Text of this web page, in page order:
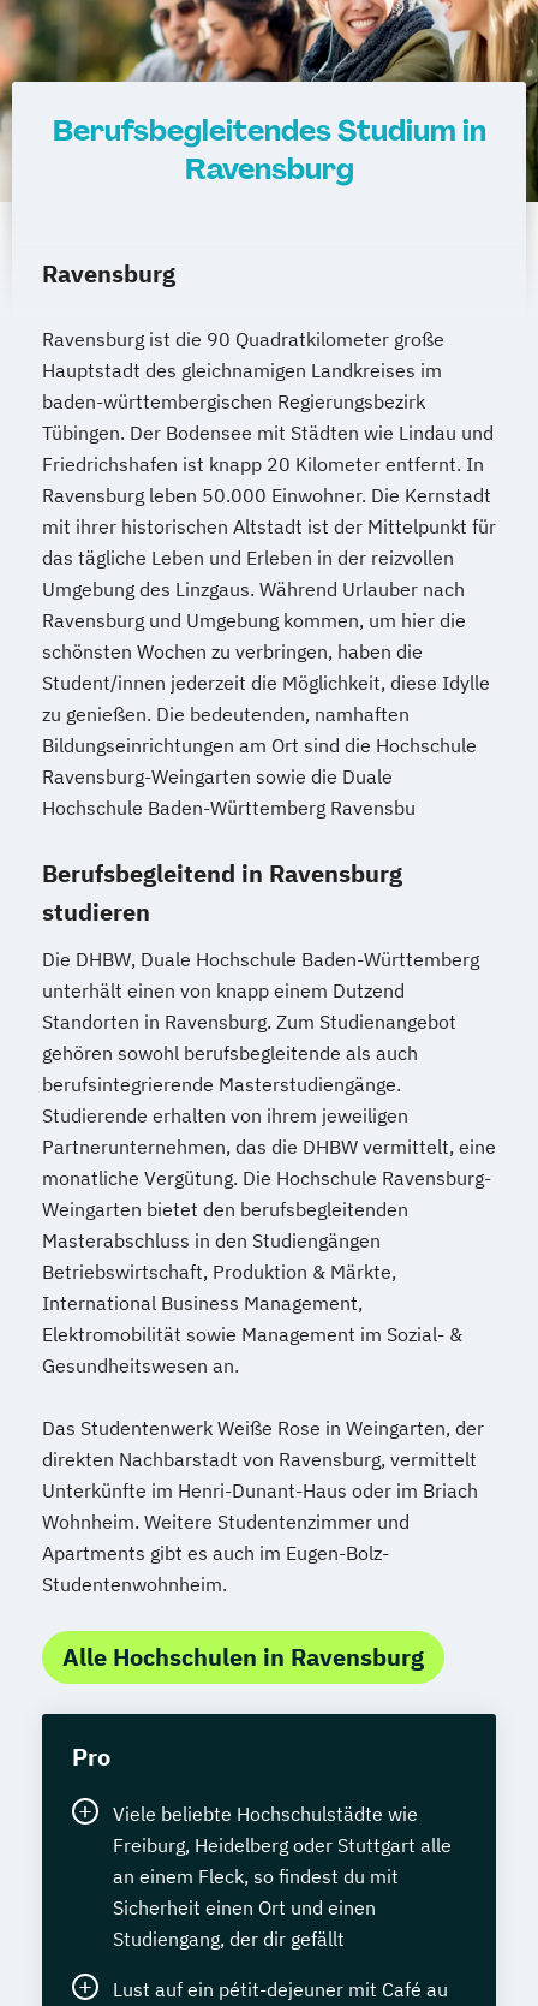
Fachwirt/in für Prävention und
Gesundheitsförderung (IHK)
Fitness C-Lizenz Fitnessfachwirt
Fitnesstrainer/in A-Lizenz
Fitnesstrainer/in B-Lizenz
Functional Trainer A-Lizenz
Professional in Business Management
Geprüfter Fachwirt für Prävention und
Gesundheitsförderung (IHK)
Geprüfter Fitnessfachwirt (IHK)
Geprüfter Wirtschaftsfachwirt (IHK)
Gesundheitscoach
Homöopathie im Sport
Kindersport Trainer
Kommunikationstrainer/in
Krankheitsbilder im Gesundheitssport
Lauftrainer Life Coach
Marketing für Fitnessstudios
Marketingmanagement für Fitnessstudios
Mentaltrainer
Personal Trainer/in A-Lizenz
Personal Trainer/in B-Lizenz
Regenerations- und Sportmasseur
Richtige Kommunikation für Trainer
Berater und Coaches
Sales Manager für Fitnessstudios
Schlingentraining
Selbstständig machen als Trainer
Berater und Coach
Servicemanagement im Fitnessstudio
Sportmentaltrainer Sporttherapeut/in
Stress- und Burnout-Coach
Studioleitung Fitness & Sport
Triathlon Trainer/in
Vertriebs- und Servicemanagement für
Fitnessstudios
Wellness und Spa Management
Nachhaltige Energiesysteme
Wirtschaftsingenieurwesen
Berufsbegleitendes Studium in
Ravensburg
Ravensburg
Ravensburg ist die 90 Quadratkilometer große
Hauptstadt des gleichnamigen Landkreises im
baden-württembergischen Regierungsbezirk
Tübingen. Der Bodensee mit Städten wie Lindau und
Friedrichshafen ist knapp 20 Kilometer entfernt. In
Ravensburg leben 50.000 Einwohner. Die Kernstadt
mit ihrer historischen Altstadt ist der Mittelpunkt für
das tägliche Leben und Erleben in der reizvollen
Umgebung des Linzgaus. Während Urlauber nach
Ravensburg und Umgebung kommen, um hier die
schönsten Wochen zu verbringen, haben die
Student/innen jederzeit die Möglichkeit, diese Idylle
zu genießen. Die bedeutenden, namhaften
Bildungseinrichtungen am Ort sind die Hochschule
Ravensburg-Weingarten sowie die Duale
Hochschule Baden-Württemberg Ravensbu
Berufsbegleitend in Ravensburg
studieren
Die DHBW, Duale Hochschule Baden-Württemberg
unterhält einen von knapp einem Dutzend
Standorten in Ravensburg. Zum Studienangebot
gehören sowohl berufsbegleitende als auch
berufsintegrierende Masterstudiengänge.
Studierende erhalten von ihrem jeweiligen
Partnerunternehmen, das die DHBW vermittelt, eine
monatliche Vergütung. Die Hochschule Ravensburg-
Weingarten bietet den berufsbegleitenden
Masterabschluss in den Studiengängen
Betriebswirtschaft, Produktion & Märkte,
International Business Management,
Elektromobilität sowie Management im Sozial- &
Gesundheitswesen an.
Das Studentenwerk Weiße Rose in Weingarten, der
direkten Nachbarstadt von Ravensburg, vermittelt
Unterkünfte im Henri-Dunant-Haus oder im Briach
Wohnheim. Weitere Studentenzimmer und
Apartments gibt es auch im Eugen-Bolz-
Studentenwohnheim.
Alle Hochschulen in Ravensburg
Pro
Viele beliebte Hochschulstädte wie
Freiburg, Heidelberg oder Stuttgart alle
an einem Fleck, so findest du mit
Sicherheit einen Ort und einen
Studiengang, der dir gefällt
Lust auf ein pétit-dejeuner mit Café au